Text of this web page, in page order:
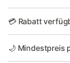
💳 Rabatt
🌙 Mindestpreis